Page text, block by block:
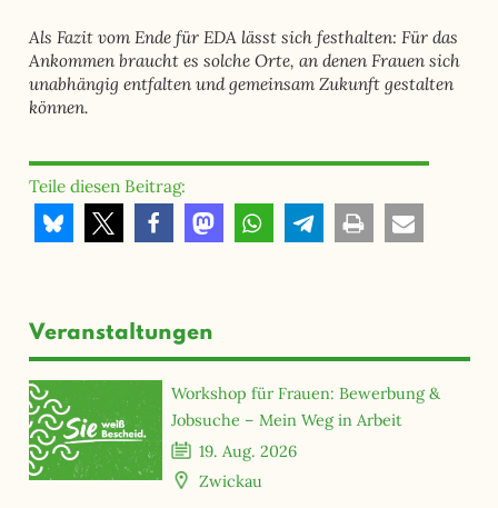
Als Fazit vom Ende für EDA lässt sich festhalten: Für das
Ankommen braucht es solche Orte, an denen Frauen sich
unabhängig entfalten und gemeinsam Zukunft gestalten
können.
Teile diesen Beitrag:
Veranstaltungen
Workshop für Frauen: Bewerbung &
Jobsuche – Mein Weg in Arbeit
19. Aug. 2026
Zwickau